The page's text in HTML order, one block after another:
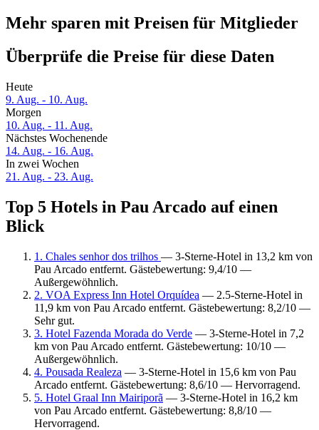
Mehr sparen mit Preisen für Mitglieder
Überprüfe die Preise für diese Daten
Heute
9. Aug. - 10. Aug.
Morgen
10. Aug. - 11. Aug.
Nächstes Wochenende
14. Aug. - 16. Aug.
In zwei Wochen
21. Aug. - 23. Aug.
Top 5 Hotels in Pau Arcado auf einen
Blick
1. Chales senhor dos trilhos — 3-Sterne-Hotel in 13,2 km von
Pau Arcado entfernt. Gästebewertung: 9,4/10 —
Außergewöhnlich.
2. VOA Express Inn Hotel Orquídea — 2.5-Sterne-Hotel in
11,9 km von Pau Arcado entfernt. Gästebewertung: 8,2/10 —
Sehr gut.
3. Hotel Fazenda Morada do Verde — 3-Sterne-Hotel in 7,2
km von Pau Arcado entfernt. Gästebewertung: 10/10 —
Außergewöhnlich.
4. Pousada Realeza — 3-Sterne-Hotel in 15,6 km von Pau
Arcado entfernt. Gästebewertung: 8,6/10 — Hervorragend.
5. Hotel Graal Inn Mairiporã — 3-Sterne-Hotel in 16,2 km
von Pau Arcado entfernt. Gästebewertung: 8,8/10 —
Hervorragend.